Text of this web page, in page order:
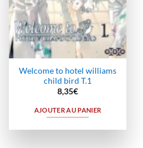
Welcome to hotel williams
child bird T.1
8,35€
AJOUTER AU PANIER